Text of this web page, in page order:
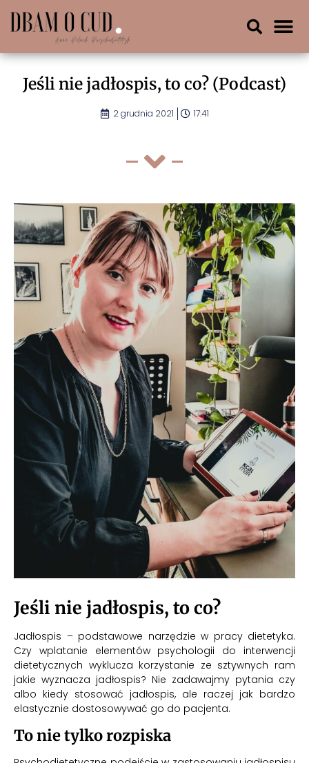
Jeśli nie jadłospis, to co? (Podcast)
2 grudnia 2021 17:41
Jeśli nie jadłospis, to co?
Jadłospis – podstawowe narzędzie w pracy dietetyka.
Czy wplatanie elementów psychologii do interwencji
dietetycznych wyklucza korzystanie ze sztywnych ram
jakie wyznacza jadłospis? Nie zadawajmy pytania czy
albo kiedy stosować jadłospis, ale raczej jak bardzo
elastycznie dostosowywać go do pacjenta.
To nie tylko rozpiska